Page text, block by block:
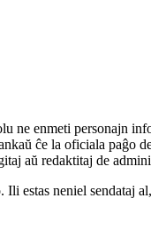
ne enmeti personajn
ĉe la oficiala paĝo
aŭ redaktitaj de
estas neniel sendataj